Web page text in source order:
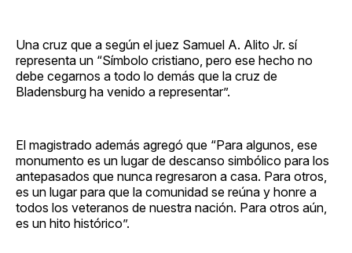
Una cruz que a según el juez Samuel A. Alito Jr. sí
representa un “Símbolo cristiano, pero ese hecho no
debe cegarnos a todo lo demás que la cruz de
Bladensburg ha venido a representar”.
El magistrado además agregó que “Para algunos, ese
monumento es un lugar de descanso simbólico para los
antepasados que nunca regresaron a casa. Para otros,
es un lugar para que la comunidad se reúna y honre a
todos los veteranos de nuestra nación. Para otros aún,
es un hito histórico”.